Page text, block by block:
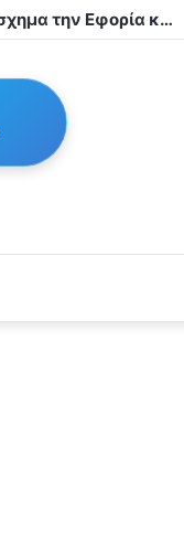
Νέο κύμα τηλεφωνικών απατών στα Φάρσαλα – Στο στόχαστρο πολίτες με πρόσχημα την Εφορία και τους Λογιστές